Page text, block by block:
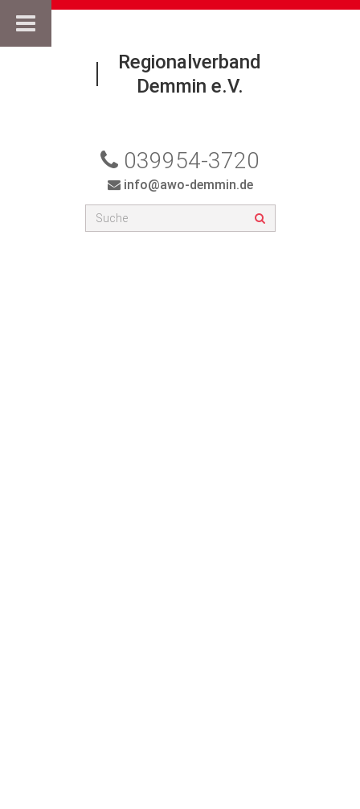
Regionalverband
Demmin e.V.
039954-3720
info@awo-demmin.de